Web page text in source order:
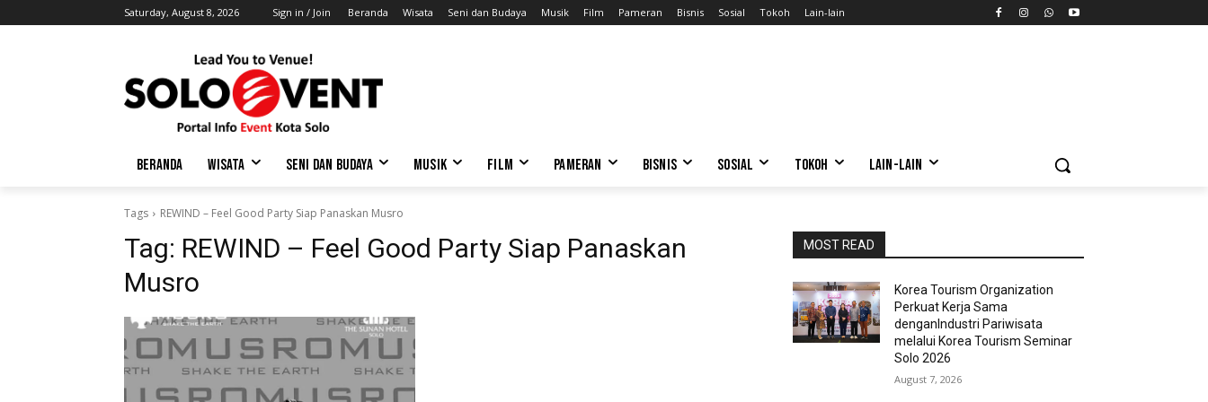
Saturday, August 8, 2026 Sign in / Join Beranda Wisata Seni dan Budaya Musik Film Pameran Bisnis Sosial Tokoh Lain-lain
BERANDA WISATA SENI DAN BUDAYA MUSIK FILM PAMERAN BISNIS SOSIAL TOKOH LAIN-LAIN
Tags REWIND – Feel Good Party Siap Panaskan Musro
Tag: REWIND – Feel Good Party Siap Panaskan
Musro
MOST READ
Korea Tourism Organization
Perkuat Kerja Sama
denganIndustri Pariwisata
melalui Korea Tourism Seminar
Solo 2026
August 7, 2026